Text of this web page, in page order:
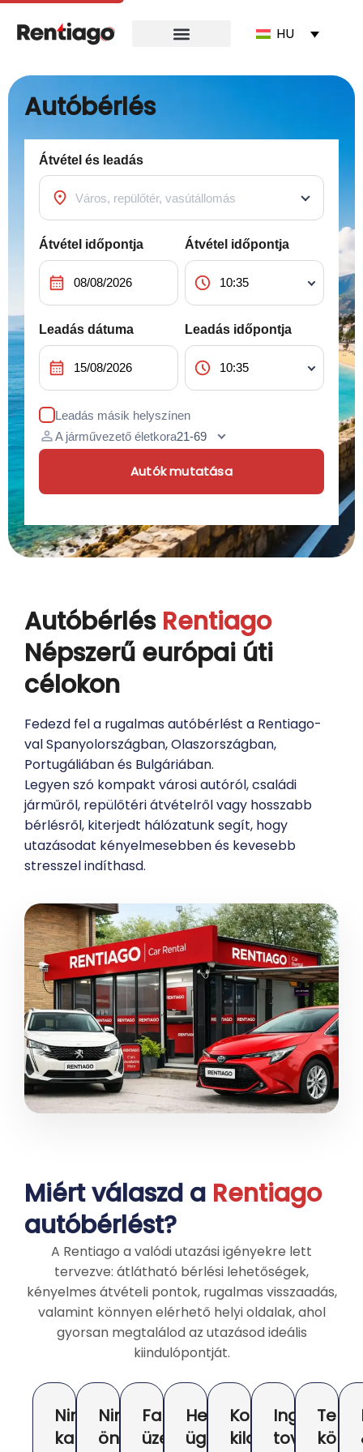
HU
Autóbérlés
Átvétel és leadás
location_on
Átvétel időpontja
calendar_month
Átvétel időpontja
schedule
Leadás dátuma
calendar_month
Leadás időpontja
schedule
Leadás másik helyszínen
personA járművezető életkora
Autók mutatása
Autóbérlés Rentiago
Népszerű európai úti
célokon
Fedezd fel a rugalmas autóbérlést a Rentiago-
val Spanyolországban, Olaszországban,
Portugáliában és Bulgáriában.
Legyen szó kompakt városi autóról, családi
járműről, repülőtéri átvételről vagy hosszabb
bérlésről, kiterjedt hálózatunk segít, hogy
utazásodat kényelmesebben és kevesebb
stresszel indíthasd.
Miért válaszd a Rentiago
autóbérlést?
A Rentiago a valódi utazási igényekre lett
tervezve: átlátható bérlési lehetőségek,
kényelmes átvételi pontok, rugalmas visszaadás,
valamint könnyen elérhető helyi oldalak, ahol
gyorsan megtalálod az utazásod ideális
kiindulópontját.
Nincs
kaució
Nincs
önrész
Fair
üzemanyag-
Helyi
ügyfélszolgálat
Korlátlan
kilométer
Ingyenes
további
Teljes
körű